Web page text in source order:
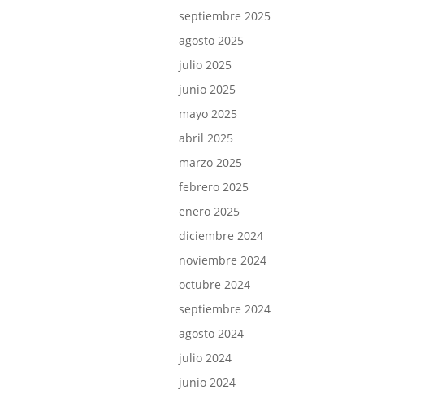
septiembre 2025
agosto 2025
julio 2025
junio 2025
mayo 2025
abril 2025
marzo 2025
febrero 2025
enero 2025
diciembre 2024
noviembre 2024
octubre 2024
septiembre 2024
agosto 2024
julio 2024
junio 2024